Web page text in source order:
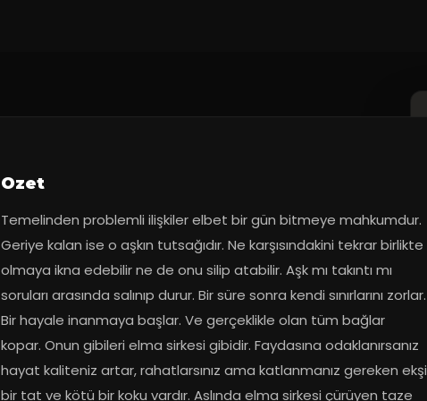
Ozet
Temelinden problemli ilişkiler elbet bir gün bitmeye mahkumdur.
Geriye kalan ise o aşkın tutsağıdır. Ne karşısındakini tekrar birlikte
olmaya ikna edebilir ne de onu silip atabilir. Aşk mı takıntı mı
soruları arasında salınıp durur. Bir süre sonra kendi sınırlarını zorlar.
Bir hayale inanmaya başlar. Ve gerçeklikle olan tüm bağlar
kopar. Onun gibileri elma sirkesi gibidir. Faydasına odaklanırsanız
hayat kaliteniz artar, rahatlarsınız ama katlanmanız gereken ekşi
bir tat ve kötü bir koku vardır. Aslında elma sirkesi çürüyen taze